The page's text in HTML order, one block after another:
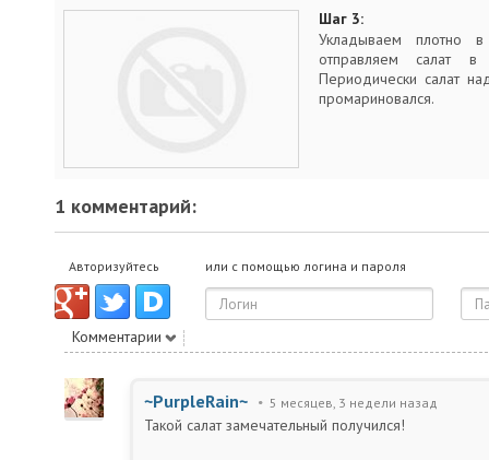
Шаг 3:
Укладываем плотно
отправляем салат
Периодически салат
промариновался.
1 комментарий:
Авторизуйтесь или с помощью логина и пароля
Комментарии
~PurpleRain~ 5 месяцев, 3 недели назад
Такой салат замечательный получился!